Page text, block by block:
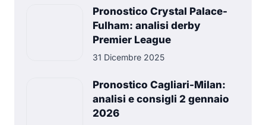
Pronostico Crystal Palace-
Fulham: analisi derby
Premier League
31 Dicembre 2025
Pronostico Cagliari-Milan:
analisi e consigli 2 gennaio
2026